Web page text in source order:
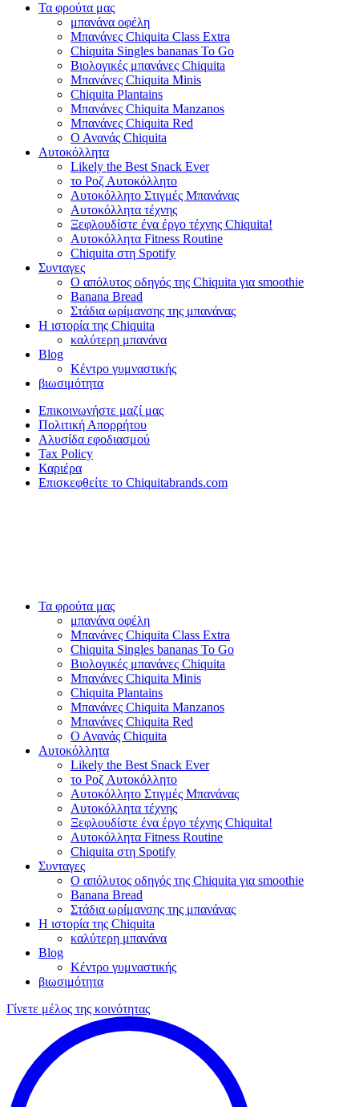
Τα φρούτα μας
μπανάνα οφέλη
Μπανάνες Chiquita Class Extra
Chiquita Singles bananas To Go
Βιολογικές μπανάνες Chiquita
Μπανάνες Chiquita Minis
Chiquita Plantains
Μπανάνες Chiquita Manzanos
Μπανάνες Chiquita Red
Ο Ανανάς Chiquita
Αυτοκόλλητα
Likely the Best Snack Ever
το Ροζ Αυτοκόλλητο
Αυτοκόλλητο Στιγμές Μπανάνας
Αυτοκόλλητα τέχνης
Ξεφλουδίστε ένα έργο τέχνης Chiquita!
Αυτοκόλλητα Fitness Routine
Chiquita στη Spotify
Συνταγες
Ο απόλυτος οδηγός της Chiquita για smoothie
Banana Bread
Στάδια ωρίμανσης της μπανάνας
Η ιστορία της Chiquita
καλύτερη μπανάνα
Blog
Κέντρο γυμναστικής
βιωσιμότητα
Επικοινωνήστε μαζί μας
Πολιτική Απορρήτου
Αλυσίδα εφοδιασμού
Tax Policy
Καριέρα
Επισκεφθείτε το Chiquitabrands.com
Τα φρούτα μας
μπανάνα οφέλη
Μπανάνες Chiquita Class Extra
Chiquita Singles bananas To Go
Βιολογικές μπανάνες Chiquita
Μπανάνες Chiquita Minis
Chiquita Plantains
Μπανάνες Chiquita Manzanos
Μπανάνες Chiquita Red
Ο Ανανάς Chiquita
Αυτοκόλλητα
Likely the Best Snack Ever
το Ροζ Αυτοκόλλητο
Αυτοκόλλητο Στιγμές Μπανάνας
Αυτοκόλλητα τέχνης
Ξεφλουδίστε ένα έργο τέχνης Chiquita!
Αυτοκόλλητα Fitness Routine
Chiquita στη Spotify
Συνταγες
Ο απόλυτος οδηγός της Chiquita για smoothie
Banana Bread
Στάδια ωρίμανσης της μπανάνας
Η ιστορία της Chiquita
καλύτερη μπανάνα
Blog
Κέντρο γυμναστικής
βιωσιμότητα
Γίνετε μέλος της κοινότητας